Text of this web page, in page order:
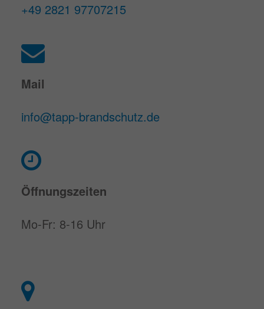
+49 2821 97707215
Mail
info@tapp-brandschutz.de
Öffnungszeiten
Mo-Fr: 8-16 Uhr